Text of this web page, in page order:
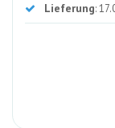
Lieferung: